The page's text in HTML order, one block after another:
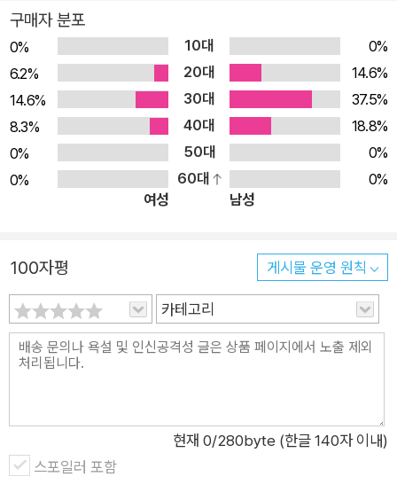
은 다른 상황에서도 활용 가능하다.
개인적으로 자바스크립트로 백엔드를 개발하는 것은 새롭게 느껴진
다. 처음 Node.js에 대해 듣고, 백엔드에 자바스크립트를 쓴다고 했
을 때 처음 내 반응은 "뭣 때문에 그렇게 해야 되지?"였다.
나는 서버쪽 언어의 대부분(PHP와 루비, 파이썬, C# 닷넷)을 썼다.
웹 서버도 여러 가지(아파치, IIS, 내장 서버, Unicorn, Gunicorn
등)를 써봤다. 모든 최신 웹 애플리케이션이 자바스크립트를 사용한
다는 이유 때문에 문법이 다른 언어에 대한 경계심을 갖게 된다(예를
준다. 설정할 것이 많지 않다는 사실에 기쁠 것이다. Node.js 앱을 만
리케이션 및 프레임워크 서버이고 내가 좋아하는 이유이기도 하다.
을 읽으며 개발 과정에 부딪힐 수 있는 여러 가지 이슈들과 이를 해결
해나가는 여러 방법들을 접할 수 있는 소중한 경험이 될 것입니다.
나눠 관리 ■ 레디스(Redis)로 서버들 간의 공유된 상태 만들기
■ 백본(Backbone)과 Socket.IO, 리액트(React)로 빠르고 동
적인 실시간의 프론트엔드 구축 ■ Grunt.js 태스크러너를 사용
한 빌드 과정 자동화 ■ 클라우드 서버로 애플리케이션을 실행하
는 배치 스크립트 작성 ★ 이 책의 대상 독자 ★ '확장성(scalabili
ty)'이라는 단어가 낯설게 들린다면, 이 책을 꼭 읽어보기 바란다.
프레임워크에 대한 설명은 사전지식을 요구하지 않기 때문에 No
de.js를 사용해 본 적이 많지 않아도 상관 없다. 확장성 있는 No
엔드 개발'에서는 익스프레스를 사용해서 페이지를 보여 주는 것
을 배운다. 익스프레스는 완전한 기능을 갖춘 웹 애플리케이션 프
레임워크로 소량의 코드를 작성해도 여러 가지 기능을 쓸 수 있게
해준다. 또, 이를 확장해 만든 탄탄한 미들웨어 시스템도 갖추고
있다. 미들웨어는 템플릿과 세션뿐 아니라 폼 데이터도 작업할 수
활용할 것이다. 2장, 'Socket.IO를 사용한 확장'에서는 웹소켓을
사용해 실시간 애플리케이션을 만드는 방법을 보여준다. 웹소켓
은 사용자가 실시간으로 교신할 수 있게 해주는 동적 웹페이지 발
구매자 분포
0% 10대
0%
6.2%
20대
14.6%
14.6%
30대
37.5%
8.3%
40대
18.8%
0%
50대
0%
0%
60대
0%
여성
남성
100자평 게시물 운영 원칙
카테고리
현재 0/280byte (한글 140자 이내)
스포일러 포함